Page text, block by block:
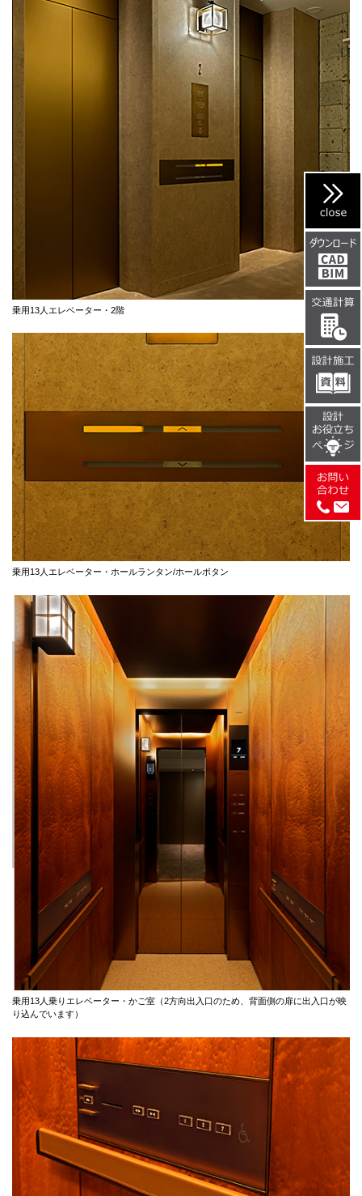
乗用13人エレベーター・2階
乗用13人エレベーター・ホールランタン/ホールボタン
乗用13人乗りエレベーター・かご室（2方向出入口のため、背面側の扉に出入口が映
り込んでいます）